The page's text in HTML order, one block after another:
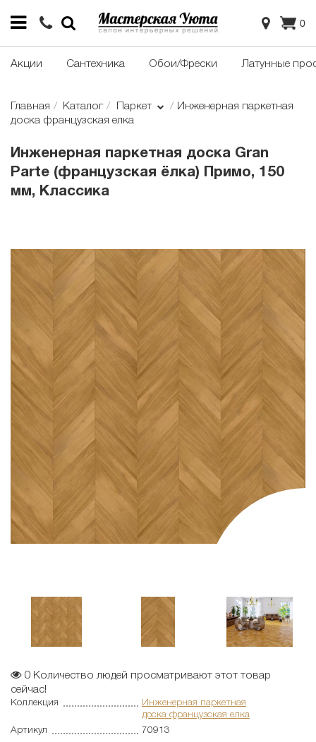
0
Акции Сантехника Обои/Фрески Латунные
Главная Каталог Паркет
Инженерная паркетная
доска французская елка
Инженерная паркетная доска Gran
Parte (французская ёлка) Примо, 150
мм, Классика
0 Количество людей просматривают этот товар
сейчас!
Коллекция
Инженерная паркетная
доска французская елка
Артикул
70913